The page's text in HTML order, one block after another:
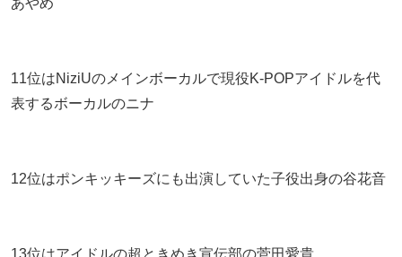
あやめ
11位はNiziUのメインボーカルで現役K-POPアイドルを代
表するボーカルのニナ
12位はポンキッキーズにも出演していた子役出身の谷花音